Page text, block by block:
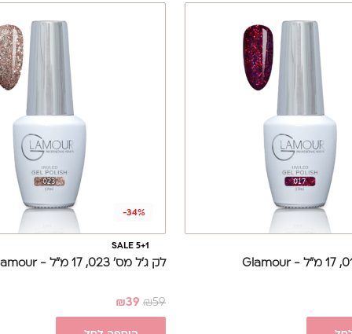
-34%
SALE 5+1
לק ג'ל מס' 023, 17 מ"ל - Glamour
₪59
₪39